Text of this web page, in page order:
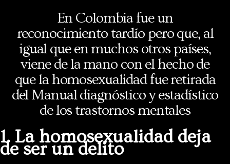
En Colombia fue un
reconocimiento tardío pero que, al
igual que en muchos otros países,
viene de la mano con el hecho de
que la homosexualidad fue retirada
del Manual diagnóstico y estadístico
de los trastornos mentales
1. La homosexualidad deja
de ser un delito